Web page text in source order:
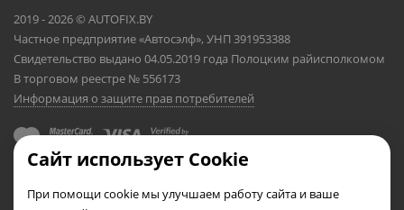
2019 - 2026 © AUTOFIX.BY
Частное предприятие «Автосэлф», УНП 391953388
Свидетельство выдано 04.05.2019 года Полоцким райисполкомом
В торговом реестре № 556173
Информация о защите прав потребителей
Сайт использует Cookie
При помощи cookie мы улучшаем работу сайта и ваше